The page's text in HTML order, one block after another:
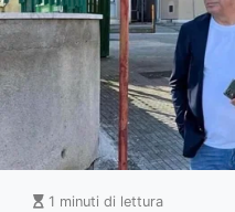
1 minuti di lettura